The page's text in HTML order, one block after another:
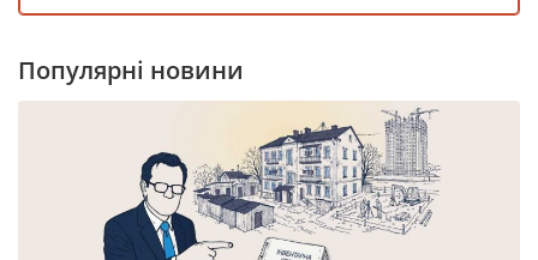
Популярні новини